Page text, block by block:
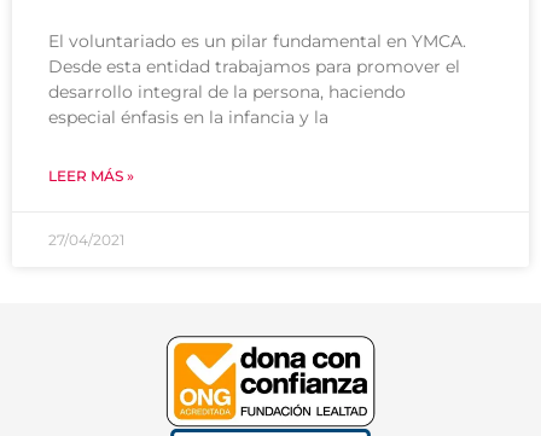
El voluntariado es un pilar fundamental en YMCA.
Desde esta entidad trabajamos para promover el
desarrollo integral de la persona, haciendo
especial énfasis en la infancia y la
LEER MÁS »
27/04/2021